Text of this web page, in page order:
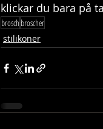
klickar du bara på
brosch broscher
stilikoner